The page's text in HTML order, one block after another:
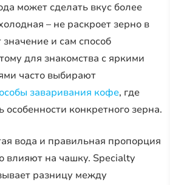
может сделать вкус более
– не раскроет зерно в
и сам способ
для знакомства с яркими
часто выбирают
заваривания кофе, где
особенности конкретного зерна.
вода и правильная пропорция
влияют на чашку. Specialty
разницу между